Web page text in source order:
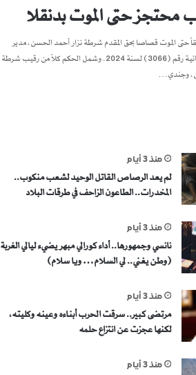
حتى الموت قصاصا بحق المقدم شرطة نزار أحمد الحسن، مدير
مباحث الولاية الشمالية، وخمسة من منسوبي الشرطة، بعد إدانتهم بالاشتراك في جريمة القتل العمد، في الدعوى الجنائية رقم (3066) لسنة 2024. وشمل الحكم كلاً من رقيب شرطة
وجندي…
منذ 3 أيام
لم يعد الرصاص القاتل الوحيد لشعب منكوب..
المخدرات.. الطاعون الزاحف في طرقات البلاد
منذ 3 أيام
نانسي وجمهورها.. أداء كورالي مبهر يضيء ليالي الغربة
(وطن يغني.. لي السلام… ويا سلام)
منذ 3 أيام
مرتضى كبير.. سرقت الحرب أبناءه وعينه وكليته،
لكنها عجزت عن انتزاع حلمه
منذ 3 أيام